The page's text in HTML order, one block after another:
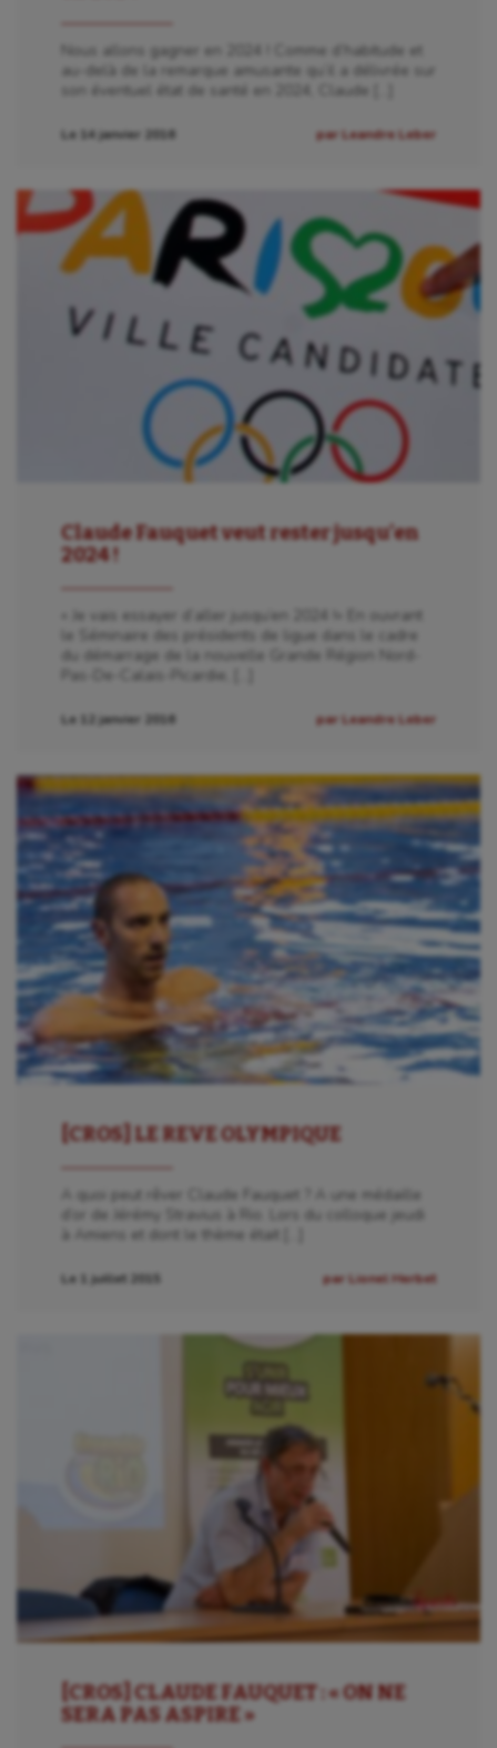
Nous allons gagner en 2024 ! Comme d’habitude et
au-delà de la remarque amusante qu’il a délivrée sur
son éventuel état de santé en 2024, Claude […]
Le 14 janvier 2016 par Leandre Leber
Claude Fauquet veut rester jusqu’en
2024 !
« Je vais essayer d’aller jusqu’en 2024 !» En ouvrant
le Séminaire des présidents de ligue dans le cadre
du démarrage de la nouvelle Grande Région Nord-
Pas-De-Calais-Picardie, […]
Le 12 janvier 2016 par Leandre Leber
[CROS] LE REVE OLYMPIQUE
A quoi peut rêver Claude Fauquet ? A une médaille
d’or de Jérémy Stravius à Rio. Lors du colloque jeudi
à Amiens et dont le thème était […]
Le 1 juillet 2015 par Lionel Herbet
[CROS] CLAUDE FAUQUET : « ON NE
SERA PAS ASPIRE »